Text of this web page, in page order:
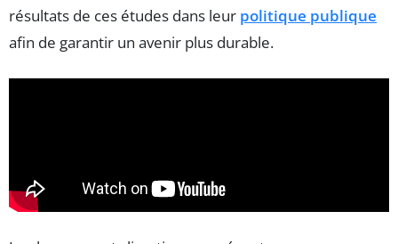
résultats de ces études dans leur politique publique
afin de garantir un avenir plus durable.